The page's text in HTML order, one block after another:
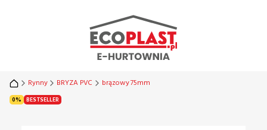
Rynny BRYZA PVC brązowy 75mm
Etykiety
0%DISCOUNT <>
BESTSELLER